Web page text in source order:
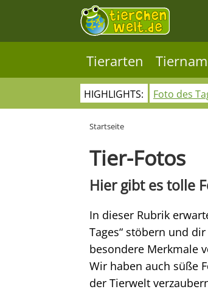
Tierarten
HIGHLIGHTS: Foto des
Startseite
Tier-Fotos
Hier gibt es tolle
In dieser Rubrik
Tages“ stöbern und
besondere Merkmale
Wir haben auch süße
der Tierwelt